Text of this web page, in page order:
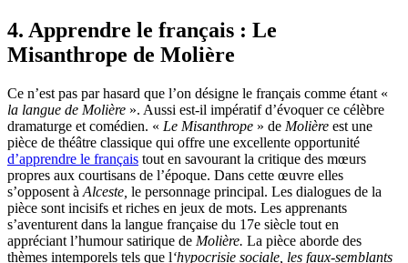
4. Apprendre le français : Le
Misanthrope de Molière
Ce n’est pas par hasard que l’on désigne le français comme étant «
la langue de Molière ». Aussi est-il impératif d’évoquer ce célèbre
dramaturge et comédien. « Le Misanthrope » de Molière est une
pièce de théâtre classique qui offre une excellente opportunité
d’apprendre le français tout en savourant la critique des mœurs
propres aux courtisans de l’époque. Dans cette œuvre elles
s’opposent à Alceste, le personnage principal. Les dialogues de la
pièce sont incisifs et riches en jeux de mots. Les apprenants
s’aventurent dans la langue française du 17e siècle tout en
appréciant l’humour satirique de Molière. La pièce aborde des
thèmes intemporels tels que l‘hypocrisie sociale, les faux-semblants